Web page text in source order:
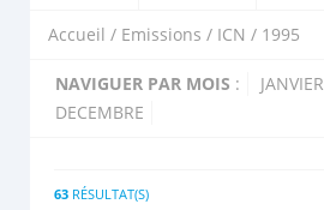
Accueil / Emissions / ICN / 1995
NAVIGUER PAR MOIS : JANVIER
DECEMBRE
63 RÉSULTAT(S)